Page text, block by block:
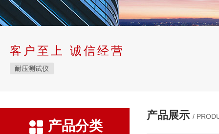
客户至上 诚信经营
耐压测试仪
产品分类
产品展示 /